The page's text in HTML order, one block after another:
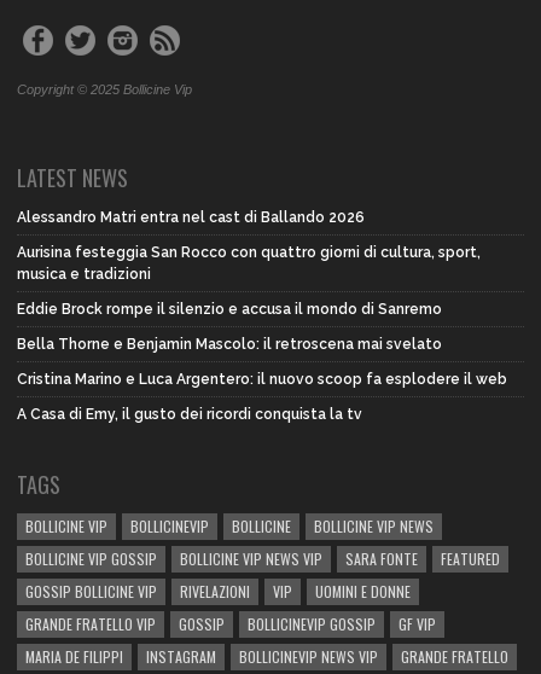
Copyright © 2025 Bollicine Vip
LATEST NEWS
Alessandro Matri entra nel cast di Ballando 2026
Aurisina festeggia San Rocco con quattro giorni di cultura, sport,
musica e tradizioni
Eddie Brock rompe il silenzio e accusa il mondo di Sanremo
Bella Thorne e Benjamin Mascolo: il retroscena mai svelato
Cristina Marino e Luca Argentero: il nuovo scoop fa esplodere il web
A Casa di Emy, il gusto dei ricordi conquista la tv
TAGS
BOLLICINE VIP BOLLICINEVIP BOLLICINE
BOLLICINE VIP NEWS
BOLLICINE VIP GOSSIP
BOLLICINE VIP NEWS VIP SARA FONTE
FEATURED
GOSSIP BOLLICINE VIP
RIVELAZIONI VIP
UOMINI E DONNE
GRANDE FRATELLO VIP
GOSSIP BOLLICINEVIP GOSSIP
GF VIP
MARIA DE FILIPPI
INSTAGRAM BOLLICINEVIP NEWS VIP GRANDE FRATELLO